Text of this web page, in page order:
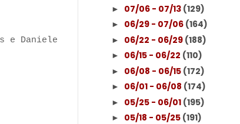
e Daniele
► 07/06 - 07/13 (129)
► 06/29 - 07/06 (164)
► 06/22 - 06/29 (188)
► 06/15 - 06/22 (110)
► 06/08 - 06/15 (172)
► 06/01 - 06/08 (174)
► 05/25 - 06/01 (195)
► 05/18 - 05/25 (191)